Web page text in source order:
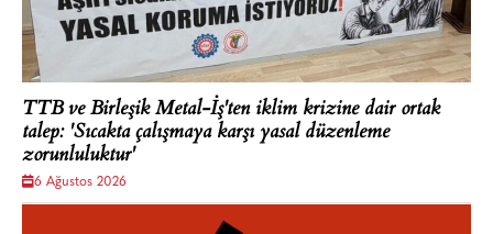
TTB ve Birleşik Metal-İş'ten iklim krizine dair ortak
talep: 'Sıcakta çalışmaya karşı yasal düzenleme
zorunluluktur'
6 Ağustos 2026